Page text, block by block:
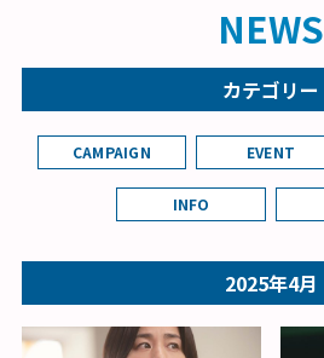
NEWS
カテゴリー
CAMPAIGN EVENT
INFO
2025年4月